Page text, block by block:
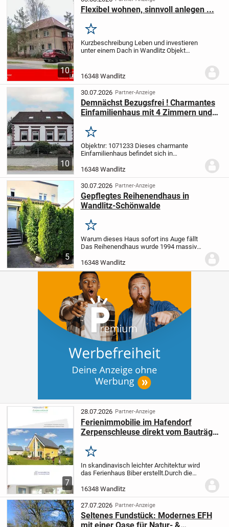
10
Flexibel wohnen, sinnvoll anlegen ...
Merken
Kurzbeschreibung Leben und investieren
unter einem Dach in Wandlitz Objekt
bietet mit rund 160 m² Wohnfläche auf
16348 Wandlitz
10
30.07.2026 Partner-Anzeige
Demnächst Bezugsfrei ! Charmantes
Einfamilienhaus mit 4 Zimmern und
Merken
Objektnr: 1071233 Dieses charmante
Einfamilienhaus befindet sich in
m² großen Grundstück.
im Jahr 1918 erbaut und bietet insgesamt
vier...
16348 Wandlitz
5
30.07.2026 Partner-Anzeige
Gepflegtes Reihenendhaus in
Wandlitz-Schönwalde
Merken
Warum dieses Haus sofort ins Auge fällt
Das Reihenendhaus wurde 1994 massiv
sehr gepflegten Zustand; die moderne
Gasheizung (Einbau 2020) sorgt für
zeitgemäßen...
16348 Wandlitz
7
28.07.2026 Partner-Anzeige
Ferienimmobilie im Hafendorf
Zerpenschleuse direkt vom Bauträger
Merken
In skandinavisch leichter Architektur wird
das Ferienhaus Biber erstellt.Durch die
einzelnen Räume wird ein freundliches
Ambiente des Hauses geschaffen.
16348 Wandlitz
27.07.2026 Partner-Anzeige
Seltenes Fundstück: Modernes EFH